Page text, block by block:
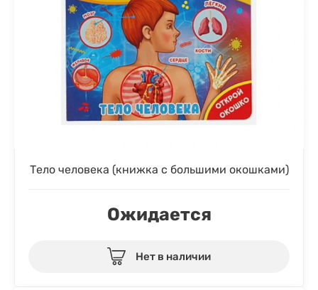
Тело человека (книжка с большими окошками)
Ожидается
Нет в наличии